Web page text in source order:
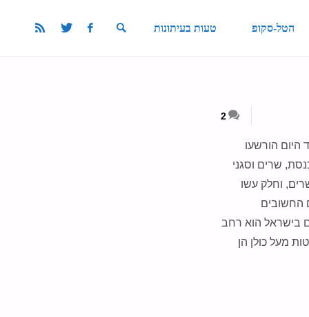
הטל-סקופ טעות בעיתונות
2
2017 מאז קום המדינה ועד היום הורשעו
שרים וסגני
וחלק עשו
בתפקידים החשובים
בישראל הוא רחב
מעל כולן הן